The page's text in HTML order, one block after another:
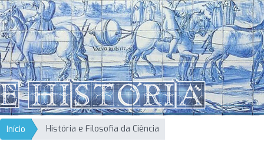
Início História e Filosofia da Ciência